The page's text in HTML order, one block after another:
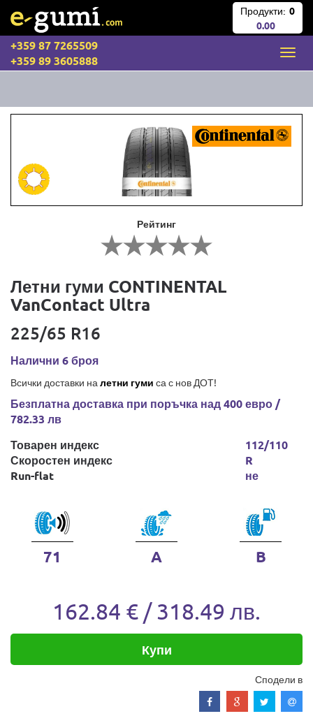
Продукти: 0
0.00
+359 87 7265509
+359 89 3605888
Рейтинг
Летни гуми CONTINENTAL
VanContact Ultra
225/65 R16
Налични 6 броя
Всички доставки на летни гуми са с нов ДОТ!
Безплатна доставка при поръчка над 400 евро /
782.33 лв
Товарен индекс
Скоростен индекс
Run-flat
112/110
R
не
71 A B
162.84 € / 318.49 лв.
Купи
Сподели в